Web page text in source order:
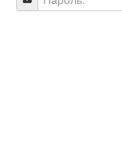
Пароль: